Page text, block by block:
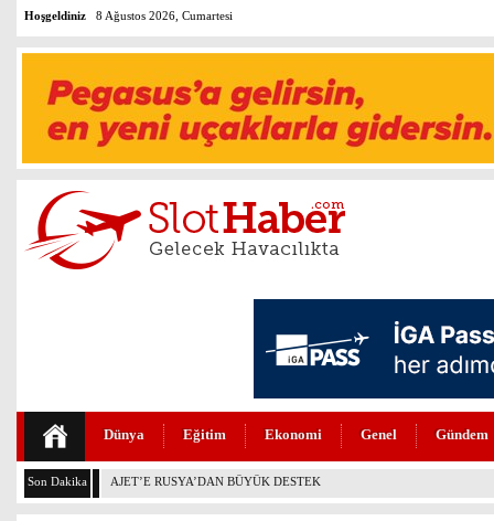
Hoşgeldiniz 8 Ağustos 2026, Cumartesi
Dünya Eğitim Ekonomi Genel Gündem
Son Dakika AJET’E RUSYA’DAN BÜYÜK DESTEK